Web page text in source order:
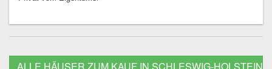
ALLE HÄUSER ZUM KAUF IN SCHLESWIG-HOLSTEIN